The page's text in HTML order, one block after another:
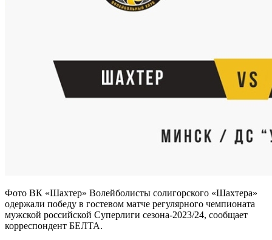
Фото ВК «Шахтер» Волейболисты солигорского «Шахтера»
одержали победу в гостевом матче регулярного чемпионата
мужской российской Суперлиги сезона-2023/24, сообщает
корреспондент БЕЛТА.